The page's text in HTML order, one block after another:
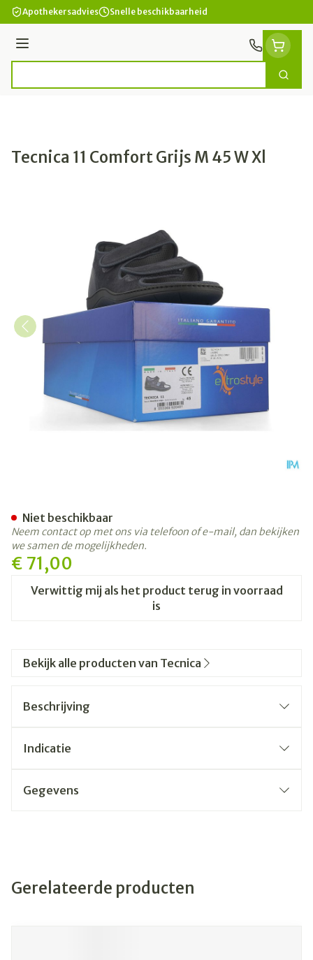
Ga naar de inhoud
Apothekersadvies Snelle beschikbaarheid
Menu
Zoek
Tecnica 11 Comfort Grijs M 45 W Xl
€ 71,00
Verwittig mij als het product terug in voorraad
is
Niet beschikbaar
Neem contact op met ons via telefoon of e-mail, dan bekijken
we samen de mogelijkheden.
Bekijk alle producten van Tecnica
Beschrijving
Indicatie
Gegevens
Gerelateerde producten